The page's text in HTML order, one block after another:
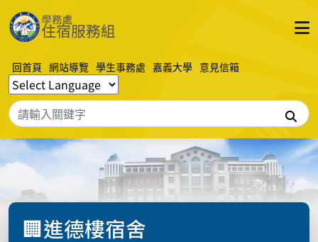
回首頁 網站導覽 學生事務處 嘉義大學 意見信箱
搜尋
🏢進德樓宿舍